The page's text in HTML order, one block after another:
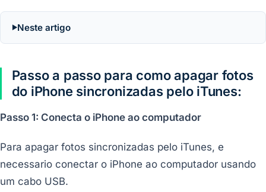
Neste artigo
Passo a passo para como apagar fotos
do iPhone sincronizadas pelo iTunes:
Passo 1: Conecta o iPhone ao computador
Para apagar fotos sincronizadas pelo iTunes, e
necessario conectar o iPhone ao computador usando
um cabo USB.